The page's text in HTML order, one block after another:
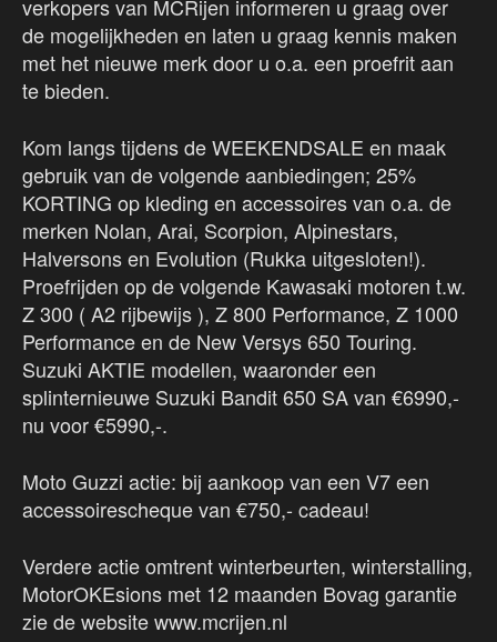
verkopers van MCRijen informeren u graag over
de mogelijkheden en laten u graag kennis maken
met het nieuwe merk door u o.a. een proefrit aan
te bieden.
Kom langs tijdens de WEEKENDSALE en maak
gebruik van de volgende aanbiedingen; 25%
KORTING op kleding en accessoires van o.a. de
merken Nolan, Arai, Scorpion, Alpinestars,
Halversons en Evolution (Rukka uitgesloten!).
Proefrijden op de volgende Kawasaki motoren t.w.
Z 300 ( A2 rijbewijs ), Z 800 Performance, Z 1000
Performance en de New Versys 650 Touring.
Suzuki AKTIE modellen, waaronder een
splinternieuwe Suzuki Bandit 650 SA van €6990,-
nu voor €5990,-.
Moto Guzzi actie: bij aankoop van een V7 een
accessoirescheque van €750,- cadeau!
Verdere actie omtrent winterbeurten, winterstalling,
MotorOKEsions met 12 maanden Bovag garantie
zie de website www.mcrijen.nl